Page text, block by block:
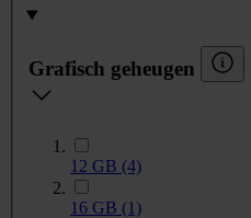
Grafisch geheugen
12 GB (4)
16 GB (1)